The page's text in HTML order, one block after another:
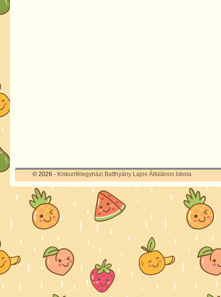
© 2026 - Kiskunfélegyházi Batthyány Lajos Általános Iskola